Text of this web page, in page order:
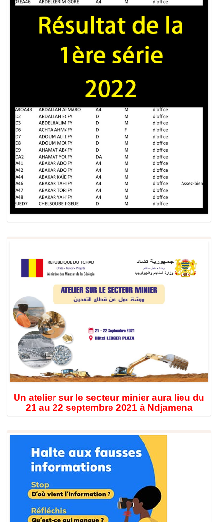
Un atelier sur le secteur minier aura lieu du
21 au 22 septembre 2021 à Ndjamena